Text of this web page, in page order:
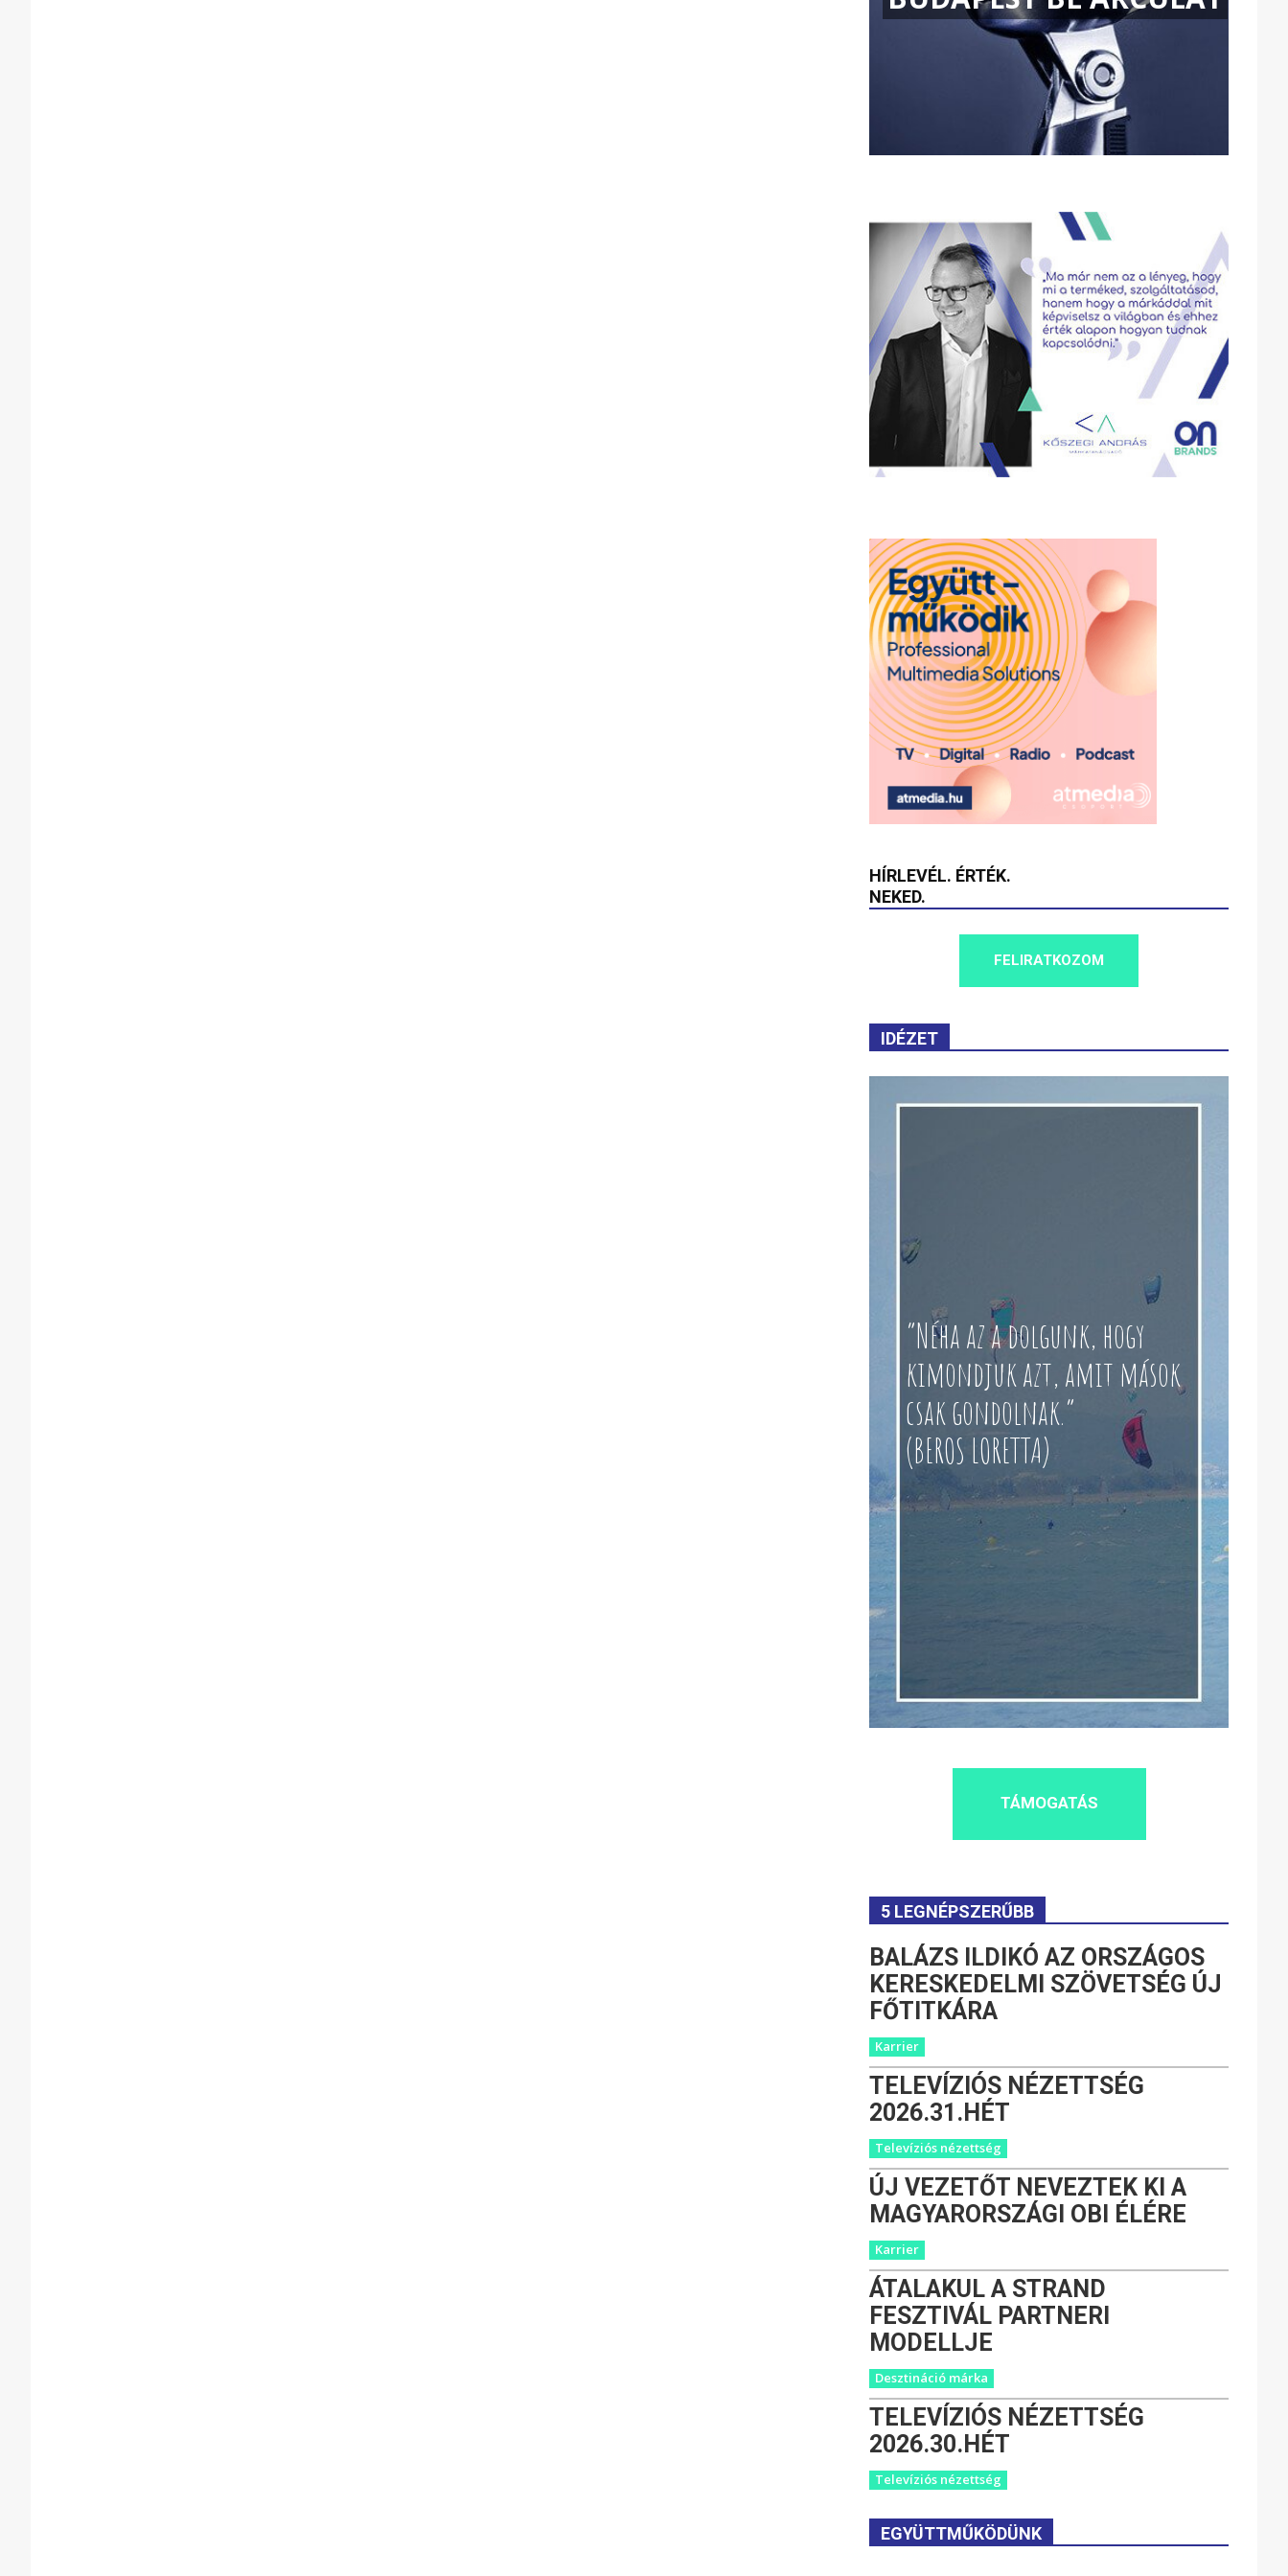
HÍRLEVÉL. ÉRTÉK.
NEKED.
FELIRATKOZOM
IDÉZET
“Néha az a dolgunk, hogy
kimondjuk azt, amit mások
csak gondolnak.”
(BEROS LORETTA)
TÁMOGATÁS
5 LEGNÉPSZERŰBB
BALÁZS ILDIKÓ AZ ORSZÁGOS
KERESKEDELMI SZÖVETSÉG ÚJ
FŐTITKÁRA
Karrier
TELEVÍZIÓS NÉZETTSÉG
2026.31.HÉT
Televíziós nézettség
ÚJ VEZETŐT NEVEZTEK KI A
MAGYARORSZÁGI OBI ÉLÉRE
Karrier
ÁTALAKUL A STRAND
FESZTIVÁL PARTNERI
MODELLJE
Desztináció márka
TELEVÍZIÓS NÉZETTSÉG
2026.30.HÉT
Televíziós nézettség
EGYÜTTMŰKÖDÜNK